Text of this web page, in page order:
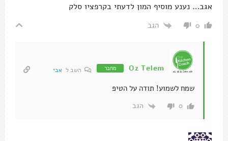
אגב… נענע מוסיף המון לדעתי בקרפציו סלק
0 הגב
Oz Telem מחבר השב ל אבי
שמח לשמוע! תודה על הטיפ
0 הגב